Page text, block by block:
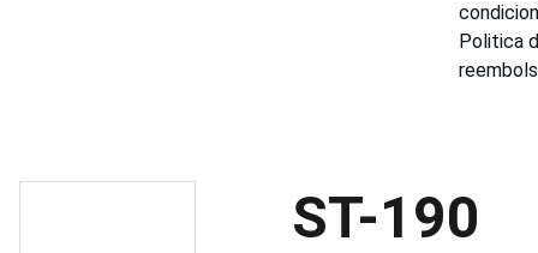
Politica
ST-190